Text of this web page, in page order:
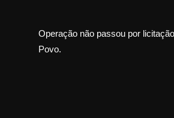
Operação não passou por
Povo.